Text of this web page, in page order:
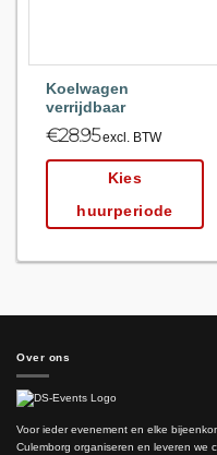
Koelwagen
verrijdbaar
€28.95excl. BTW
Kies
huurperiode
Over ons
Voor ieder evenement en elke
Culemborg organiseren en leveren we